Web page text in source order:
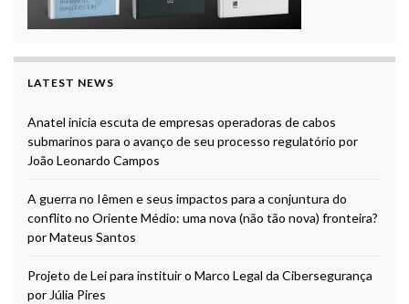
LATEST NEWS
Anatel inicia escuta de empresas operadoras de cabos
submarinos para o avanço de seu processo regulatório por
João Leonardo Campos
A guerra no Iêmen e seus impactos para a conjuntura do
conflito no Oriente Médio: uma nova (não tão nova) fronteira?
por Mateus Santos
Projeto de Lei para instituir o Marco Legal da Cibersegurança
por Júlia Pires